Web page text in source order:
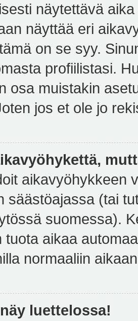
näytettävä
näyttää eri
on se syy.
profiilistasi.
osa muistakin
jos et ole jo
aikavyöhykkeen
säästöajassa (tai
suomessa).
tuota aikaa
normaaliin
luettelossa!